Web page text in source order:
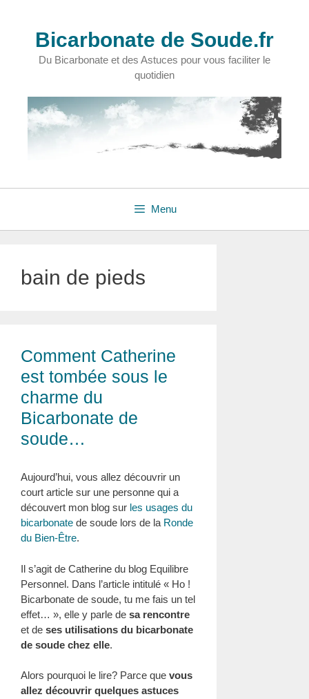
Bicarbonate de Soude.fr
Du Bicarbonate et des Astuces pour vous faciliter le
quotidien
Menu
bain de pieds
Comment Catherine
est tombée sous le
charme du
Bicarbonate de
soude…
Aujourd’hui, vous allez découvrir un
court article sur une personne qui a
découvert mon blog sur les usages du
bicarbonate de soude lors de la Ronde
du Bien-Être.
Il s’agit de Catherine du blog Equilibre
Personnel. Dans l’article intitulé « Ho !
Bicarbonate de soude, tu me fais un tel
effet… », elle y parle de sa rencontre
et de ses utilisations du bicarbonate
de soude chez elle.
Alors pourquoi le lire? Parce que vous
allez découvrir quelques astuces